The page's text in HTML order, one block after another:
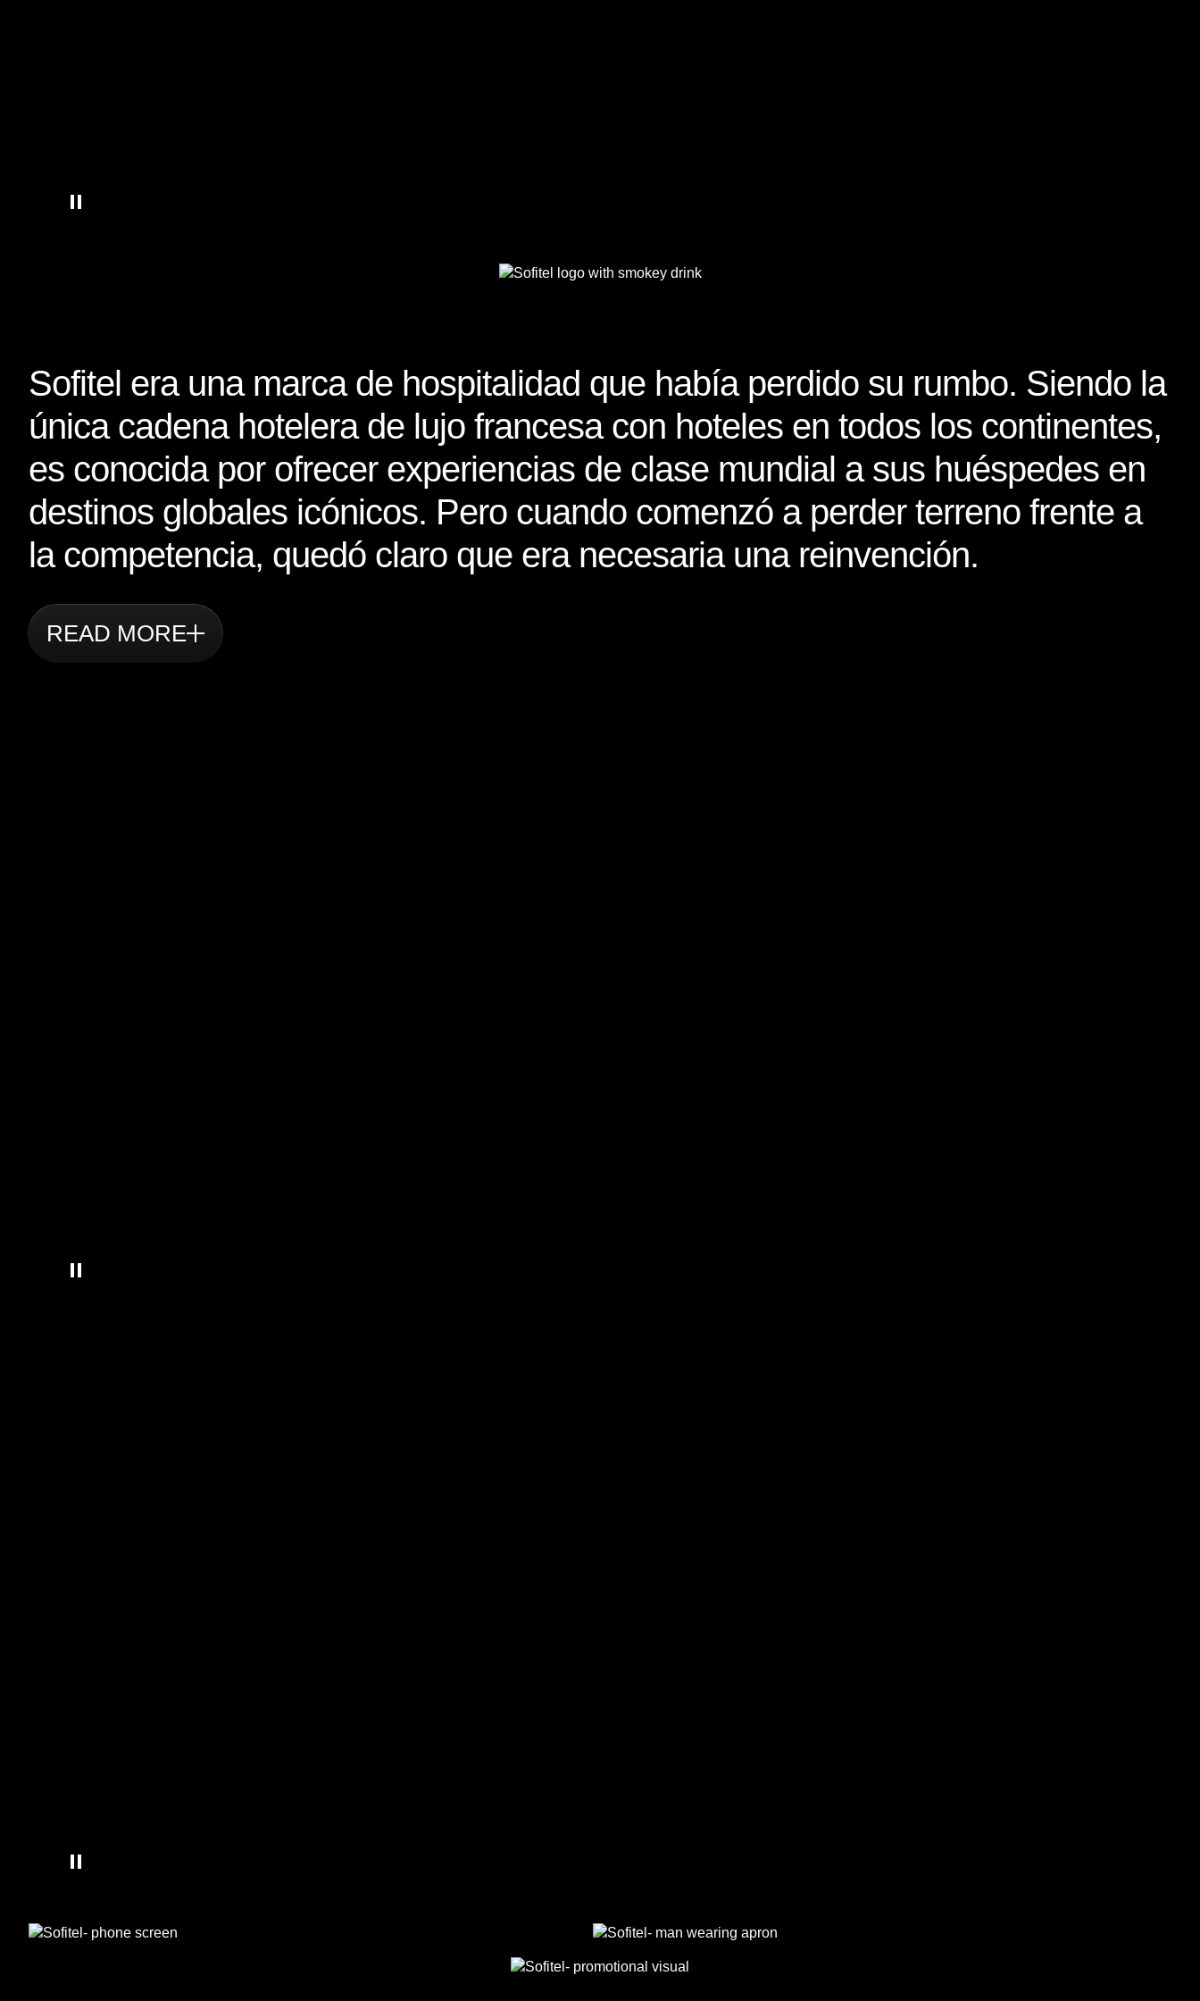
Sofitel era una marca de hospitalidad que había perdido su rumbo. Siendo la
única cadena hotelera de lujo francesa con hoteles en todos los continentes,
es conocida por ofrecer experiencias de clase mundial a sus huéspedes en
destinos globales icónicos. Pero cuando comenzó a perder terreno frente a
la competencia, quedó claro que era necesaria una reinvención.
READ MORE